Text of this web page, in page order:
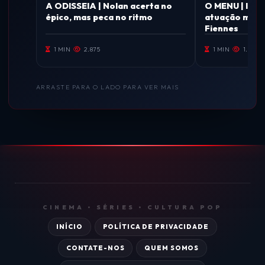
A ODISSEIA | Nolan acerta no
épico, mas peca no ritmo
1 MIN 2.875
O MENU |
atuação
Fiennes
1 MIN 1.836
ARRASTE PARA O LADO PARA VER MAIS
CINEMA • SÉRIES • CULTURA POP
INÍCIO POLÍTICA DE PRIVACIDADE
CONTATE-NOS QUEM SOMOS